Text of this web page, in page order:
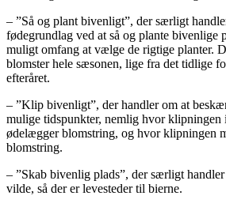
– ”Så og plant bivenligt”, der særligt
fødegrundlag ved at så og plante bivenlige
muligt omfang at vælge de rigtige planter.
blomster hele sæsonen, lige fra det tidlige
efteråret.
– ”Klip bivenligt”, der handler om at
mulige tidspunkter, nemlig hvor
ødelægger blomstring, og hvor klipningen
blomstring.
– ”Skab bivenlig plads”, der særligt
vilde, så der er levesteder til bierne.